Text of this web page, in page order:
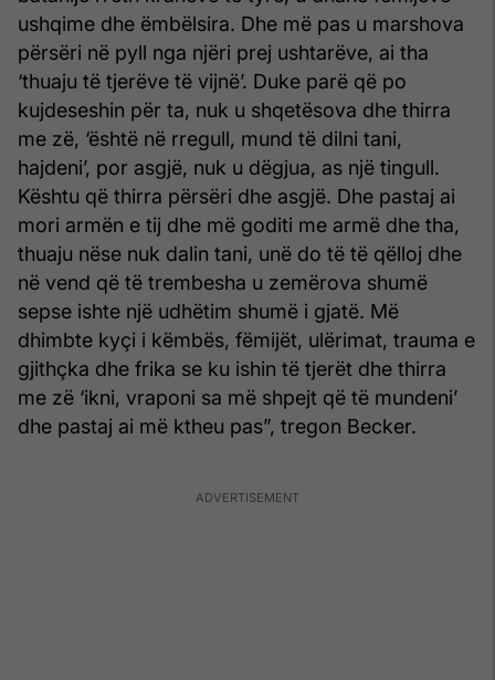
ushqime dhe ëmbëlsira. Dhe më pas u marshova
përsëri në pyll nga njëri prej ushtarëve, ai tha
‘thuaju të tjerëve të vijnë’. Duke parë që po
kujdeseshin për ta, nuk u shqetësova dhe thirra
me zë, ‘është në rregull, mund të dilni tani,
hajdeni’, por asgjë, nuk u dëgjua, as një tingull.
Kështu që thirra përsëri dhe asgjë. Dhe pastaj ai
mori armën e tij dhe më goditi me armë dhe tha,
thuaju nëse nuk dalin tani, unë do të të qëlloj dhe
në vend që të trembesha u zemërova shumë
sepse ishte një udhëtim shumë i gjatë. Më
dhimbte kyçi i këmbës, fëmijët, ulërimat, trauma e
gjithçka dhe frika se ku ishin të tjerët dhe thirra
me zë ‘ikni, vraponi sa më shpejt që të mundeni’
dhe pastaj ai më ktheu pas”, tregon Becker.